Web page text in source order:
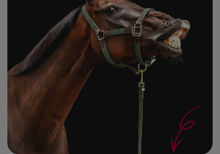
Powiązane kategorie
Pełny wybór czapraków różnych marek znajdziesz w
głównej kategorii czapraków. Premium linia tej samej
marki to czapraki Equiline
z systemem amortyzacji
nacisku siodła. Inne produkty Eqode w
Najczęstsze pytania o czapraki
Eqode
Czym różnią się czapraki Eqode od
Equiline?